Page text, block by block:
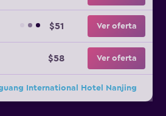
$51 Ver oferta
$58 Ver oferta
International Hotel Nanjing